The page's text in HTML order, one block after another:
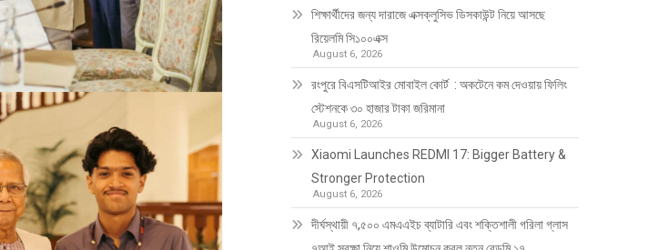
শিক্ষার্থীদের জন্য দারাজে এক্সক্লুসিভ ডিসকাউন্ট নিয়ে আসছে
রিয়েলমি সি১০০এক্স
August 6, 2026
রংপুরে বিএসটিআইর মোবাইল কোর্ট : অকটেনে কম দেওয়ায় ফিলিং
স্টেশনকে ৩০ হাজার টাকা জরিমানা
August 6, 2026
Xiaomi Launches REDMI 17: Bigger Battery &
Stronger Protection
August 6, 2026
দীর্ঘস্থায়ী ৭,৫০০ এমএএইচ ব্যাটারি এবং শক্তিশালী গরিলা গ্লাস